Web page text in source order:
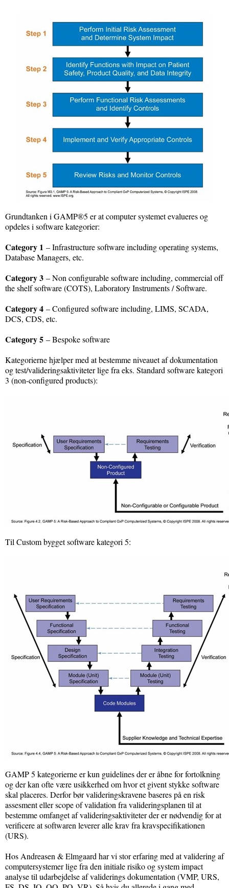
Grundtanken i GAMP®5 er at computer systemet evalueres og
opdeles i software kategorier:
Category 1 – Infrastructure software including operating systems,
Database Managers, etc.
Category 3 – Non configurable software including, commercial off
the shelf software (COTS), Laboratory Instruments / Software.
Category 4 – Configured software including, LIMS, SCADA,
DCS, CDS, etc.
Category 5 – Bespoke software
Kategorierne hjælper med at bestemme niveauet af dokumentation
og test/valideringsaktiviteter lige fra eks. Standard software kategori
3 (non-configured products):
Til Custom bygget software kategori 5:
GAMP 5 kategorierne er kun guidelines der er åbne for fortolkning
og der kan ofte være usikkerhed om hvor et givent stykke software
skal placeres. Derfor bør valideringskravene baseres på en risk
assesment eller scope of validation fra valideringsplanen til at
bestemme omfanget af valideringsaktiviteter der er nødvendig for at
verificere at softwaren leverer alle krav fra kravspecifikationen
(URS).
Hos Andreasen & Elmgaard har vi stor erfaring med at validering af
computersystemer lige fra den initiale risiko og system impact
analyse til udarbejdelse af validerings dokumentation (VMP, URS,